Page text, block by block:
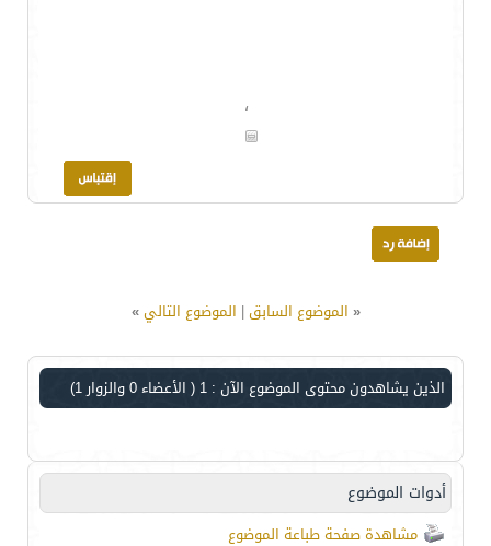
،
« الموضوع السابق| الموضوع التالي»
الذين يشاهدون محتوى الموضوع الآن : 1 ( الأعضاء 0 والزوار 1)
أدوات الموضوع
مشاهدة صفحة طباعة الموضوع